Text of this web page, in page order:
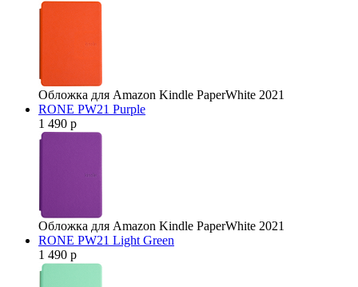
Обложка для Amazon Kindle PaperWhite 2021
RONE PW21 Purple
1 490 р
Обложка для Amazon Kindle PaperWhite 2021
RONE PW21 Light Green
1 490 р